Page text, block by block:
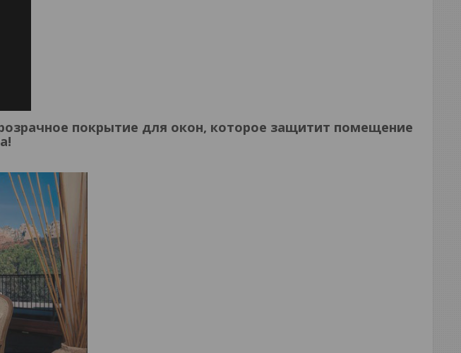
покрытие для окон, которое защитит помещение